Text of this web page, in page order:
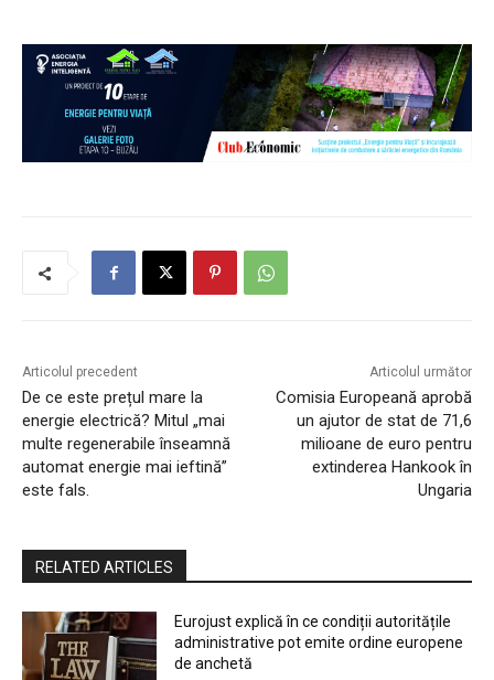
Articolul precedent
De ce este prețul mare la
energie electrică? Mitul „mai
multe regenerabile înseamnă
automat energie mai ieftină”
este fals.
Articolul următor
Comisia Europeană aprobă
un ajutor de stat de 71,6
milioane de euro pentru
extinderea Hankook în
Ungaria
RELATED ARTICLES
Eurojust explică în ce condiții autoritățile
administrative pot emite ordine europene
de anchetă